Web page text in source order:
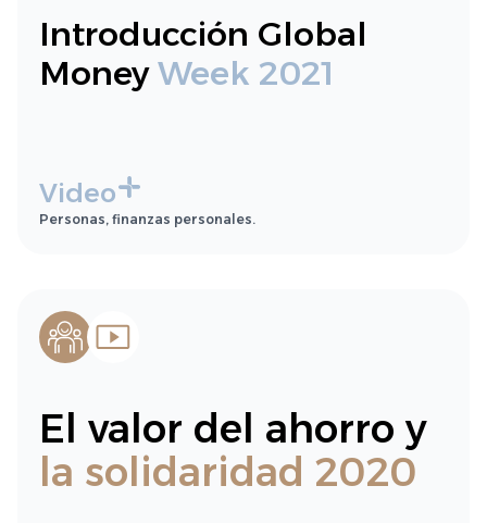
Introducción Global
MoneyWeek 2021
Video
Personas, finanzas personales.
El valor del ahorro y
la solidaridad 2020